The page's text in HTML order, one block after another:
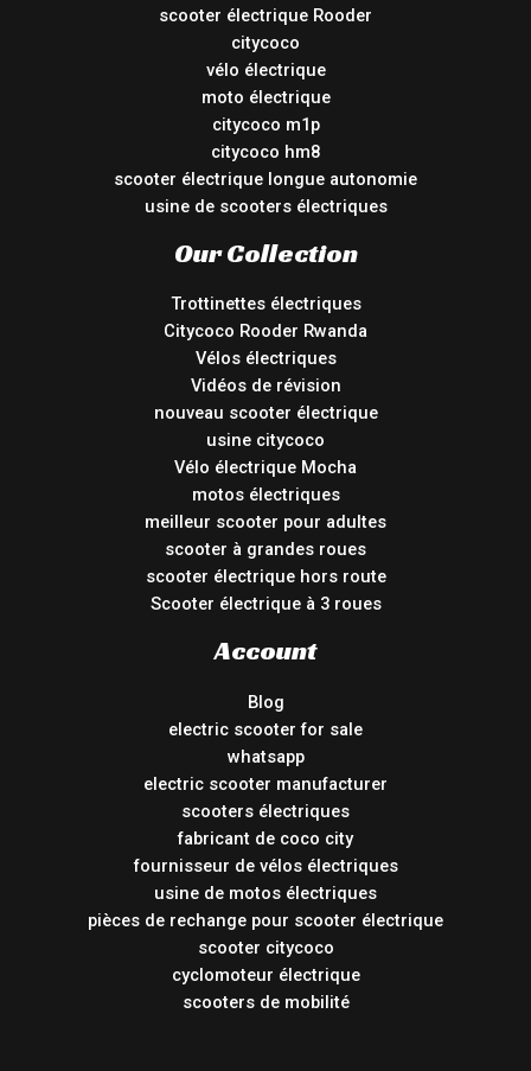
scooter électrique Rooder
citycoco
vélo électrique
moto électrique
citycoco m1p
citycoco hm8
scooter électrique longue autonomie
usine de scooters électriques
Our Collection
Trottinettes électriques
Citycoco Rooder Rwanda
Vélos électriques
Vidéos de révision
nouveau scooter électrique
usine citycoco
Vélo électrique Mocha
motos électriques
meilleur scooter pour adultes
scooter à grandes roues
scooter électrique hors route
Scooter électrique à 3 roues
Account
Blog
electric scooter for sale
whatsapp
electric scooter manufacturer
scooters électriques
fabricant de coco city
fournisseur de vélos électriques
usine de motos électriques
pièces de rechange pour scooter électrique
scooter citycoco
cyclomoteur électrique
scooters de mobilité